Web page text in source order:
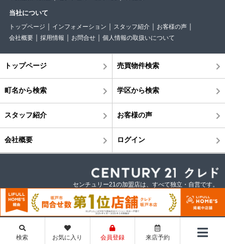
当社について
トップページ インフォメーション スタッフ紹介
お客様の声
会社概要
採用情報 お問合せ 個人情報の取扱いについて
トップページ 売買物件検索
町名から検索 学区から検索
スタッフ紹介 お客様の声
会社概要 ログイン
センチュリー21の加盟店は、すべて独立・自営です。
©株式会社クレド
検索 お気に入り 会員登録 来店予約